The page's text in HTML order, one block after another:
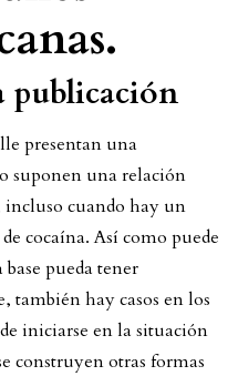
publicación
presentan una
suponen una relación
incluso cuando hay un
cocaína. Así como puede
pueda tener
también hay casos en los
iniciarse en la situación
construyen otras formas